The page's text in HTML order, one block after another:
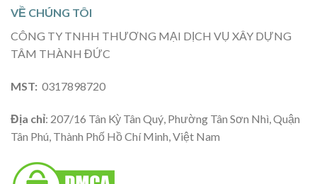
VỀ CHÚNG TÔI
CÔNG TY TNHH THƯƠNG MẠI DỊCH VỤ XÂY DỰNG
TÂM THÀNH ĐỨC
MST: 0317898720
Địa chỉ: 207/16 Tân Kỳ Tân Quý, Phường Tân Sơn Nhì, Quận
Tân Phú, Thành Phố Hồ Chí Minh, Việt Nam